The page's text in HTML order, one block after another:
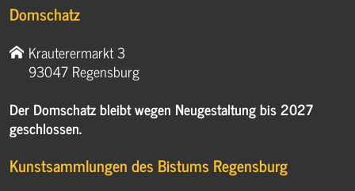
Domschatz
Krauterermarkt 3
93047 Regensburg
Der Domschatz bleibt wegen Neugestaltung bis 2027
geschlossen.
Kunstsammlungen des Bistums Regensburg